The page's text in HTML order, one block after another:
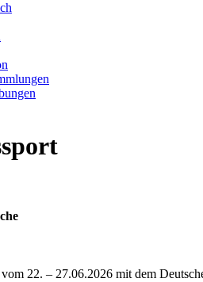
22. – 27.06.2026 mit dem